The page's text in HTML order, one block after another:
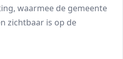
waarmee de gemeente
zichtbaar is op de